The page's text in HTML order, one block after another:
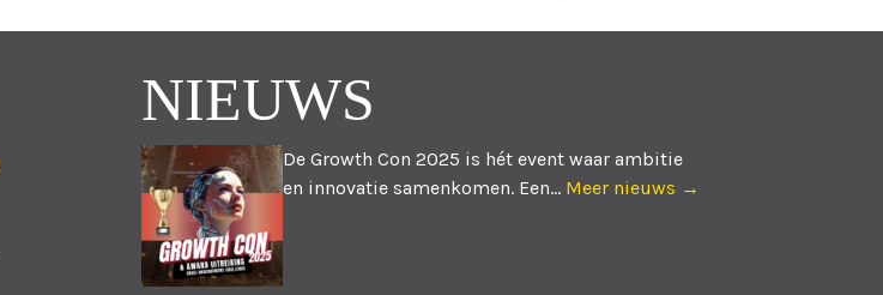
NIEUWS
De Growth Con 2025 is hét event waar ambitie
en innovatie samenkomen. Een... Meer nieuws →